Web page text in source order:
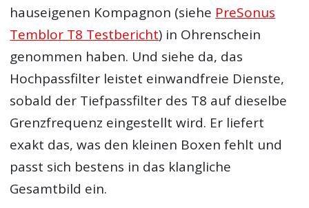
hauseigenen Kompagnon (siehe PreSonus
Temblor T8 Testbericht) in Ohrenschein
genommen haben. Und siehe da, das
Hochpassfilter leistet einwandfreie Dienste,
sobald der Tiefpassfilter des T8 auf dieselbe
Grenzfrequenz eingestellt wird. Er liefert
exakt das, was den kleinen Boxen fehlt und
passt sich bestens in das klangliche
Gesamtbild ein.